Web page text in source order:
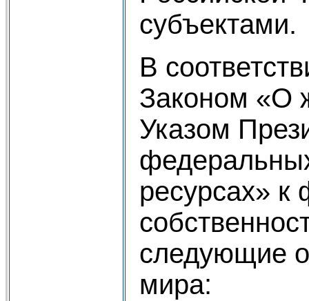
субъектами.
В
Законом «О
Указом
ресурсах» к
следующие
мира: